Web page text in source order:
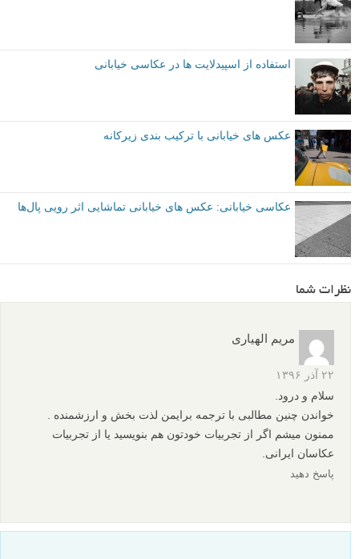
استفاده از اسپیدلایت ها در عکاسی خیابانی
عکس های خیابانی با ترکیب بندی زیرکانه
عکاسی خیابانی: عکس های خیابانی تماشایی اثر رویی پال‌ها
نظرات شما
مریم الهیاری
۲۲ آذر ۱۳۹۶
سلام و درود.
خواندن چنین مطالبی با ترجمه برایمن لذت بخش و ارزشمنده .
ممنون میشم اگر از تجربیات خودتون هم بنویسید یا از تجربیات
عکاسان ایرانی.
پاسخ دهید